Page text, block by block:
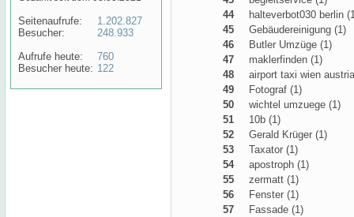
Seitenaufrufe:
Besucher:
Aufrufe heute:
Besucher heute:
1.202.827
248.933
760
122
44
halteverbot030 berlin
45
Gebäudereinigung (1)
46
Butler Umzüge (1)
47
maklerfinden (1)
48
airport taxi wien
49
Fotograf (1)
50
wichtel umzuege (1)
51
10b (1)
52
Gerald Krüger (1)
53
Taxator (1)
54
apostroph (1)
55
zermatt (1)
56
Fenster (1)
57
Fassade (1)